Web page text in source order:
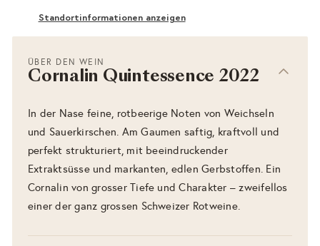
Standortinformationen anzeigen
ÜBER DEN WEIN
Cornalin Quintessence 2022
In der Nase feine, rotbeerige Noten von Weichseln
und Sauerkirschen. Am Gaumen saftig, kraftvoll und
perfekt strukturiert, mit beeindruckender
Extraktsüsse und markanten, edlen Gerbstoffen. Ein
Cornalin von grosser Tiefe und Charakter – zweifellos
einer der ganz grossen Schweizer Rotweine.